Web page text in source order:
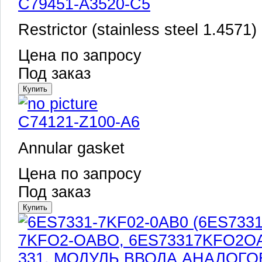
C79451-A3520-C5
Restrictor (stainless steel 1.4571)
Цена по запросу
Под заказ
C74121-Z100-A6
Annular gasket
Цена по запросу
Под заказ